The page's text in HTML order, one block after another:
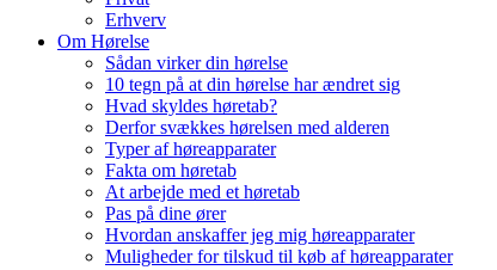
Erhverv
Om Hørelse
Sådan virker din hørelse
10 tegn på at din hørelse har ændret sig
Hvad skyldes høretab?
Derfor svækkes hørelsen med alderen
Typer af høreapparater
Fakta om høretab
At arbejde med et høretab
Pas på dine ører
Hvordan anskaffer jeg mig høreapparater
Muligheder for tilskud til køb af høreapparater